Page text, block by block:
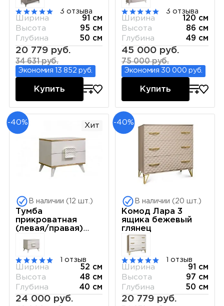
3 отзыва
Ширина
91 см
Высота
95 см
Глубина
50 см
20 779 руб.
34 631 руб.
Экономия 13 852 руб.
Купить
3 отзыва
Ширина
120 см
Высота
86 см
Глубина
49 см
45 000 руб.
75 000 руб.
Экономия 30 000 руб.
Купить
-40% Хит
В наличии (12 шт.)
Тумба
прикроватная
(левая/правая)
кость/золото
ДТП-1
1 отзыв
Ширина
52 см
Высота
48 см
Глубина
40 см
24 000 руб.
-40%
В наличии (20 шт.)
Комод Лара 3
ящика бежевый
глянец
1 отзыв
Ширина
91 см
Высота
97 см
Глубина
50 см
20 779 руб.